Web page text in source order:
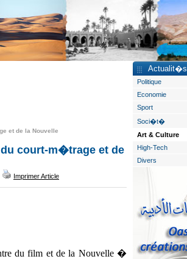
Actualit�s
Politique
Economie
Sport
Soci�t�
Art & Culture
High-Tech
Divers
et de la Nouvelle
court-m�trage et de
Imprimer Article
du film et de la Nouvelle �